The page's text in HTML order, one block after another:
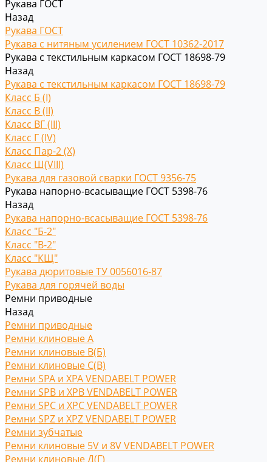
Рукава ГОСТ
Назад
Рукава ГОСТ
Рукава с нитяным усилением ГОСТ 10362-2017
Рукава с текстильным каркасом ГОСТ 18698-79
Назад
Рукава с текстильным каркасом ГОСТ 18698-79
Класс Б (I)
Класс В (II)
Класс ВГ (III)
Класс Г (IV)
Класс Пар-2 (X)
Класс Ш(VIII)
Рукава для газовой сварки ГОСТ 9356-75
Рукава напорно-всасыващие ГОСТ 5398-76
Назад
Рукава напорно-всасыващие ГОСТ 5398-76
Класс "Б-2"
Класс "В-2"
Класс "КЩ"
Рукава дюритовые ТУ 0056016-87
Рукава для горячей воды
Ремни приводные
Назад
Ремни приводные
Ремни клиновые A
Ремни клиновые В(Б)
Ремни клиновые С(B)
Ремни SPA и XPA VENDABELT POWER
Ремни SPB и XPB VENDABELT POWER
Ремни SPC и XPC VENDABELT POWER
Ремни SPZ и XPZ VENDABELT POWER
Ремни зубчатые
Ремни клиновые 5V и 8V VENDABELT POWER
Ремни клиновые Д(Г)